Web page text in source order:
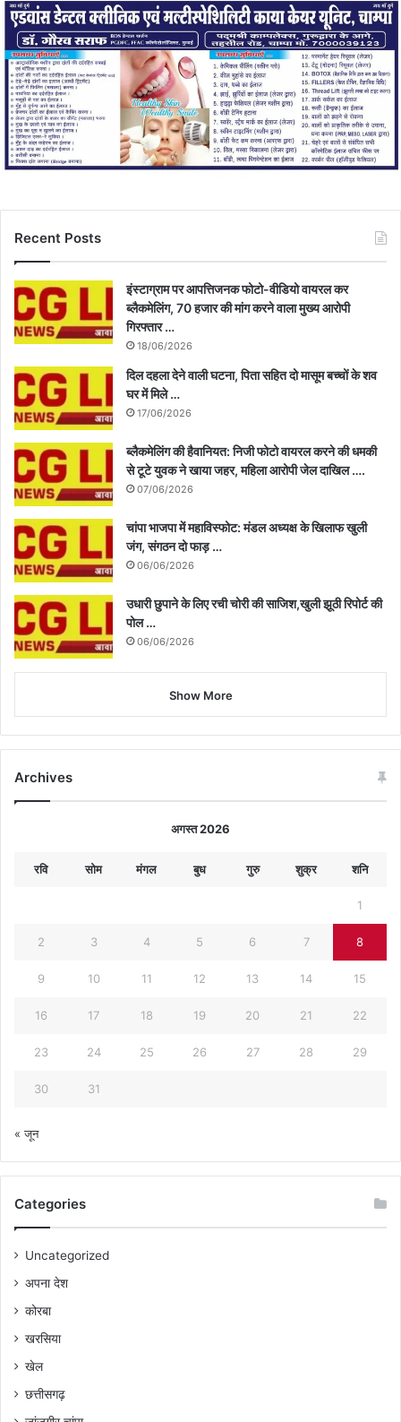
Recent Posts
इंस्टाग्राम पर आपत्तिजनक फोटो-वीडियो वायरल कर
ब्लैकमेलिंग, 70 हजार की मांग करने वाला मुख्य आरोपी
गिरफ्तार …
18/06/2026
दिल दहला देने वाली घटना, पिता सहित दो मासूम बच्चों के शव
घर में मिले …
17/06/2026
ब्लैकमेलिंग की हैवानियत: निजी फोटो वायरल करने की धमकी
से टूटे युवक ने खाया जहर, महिला आरोपी जेल दाखिल ….
07/06/2026
चांपा भाजपा में महाविस्फोट: मंडल अध्यक्ष के खिलाफ खुली
जंग, संगठन दो फाड़ …
06/06/2026
उधारी छुपाने के लिए रची चोरी की साजिश,खुली झूठी रिपोर्ट की
पोल …
06/06/2026
Show More
Archives
अगस्त 2026
रवि सोम मंगल बुध गुरु शुक्र शनि
1
2 3 4 5 6 7 8
9 10 11 12 13 14 15
16 17 18 19 20 21 22
23 24 25 26 27 28 29
30 31
« जून
Categories
Uncategorized
अपना देश
कोरबा
खरसिया
खेल
छत्तीसगढ़